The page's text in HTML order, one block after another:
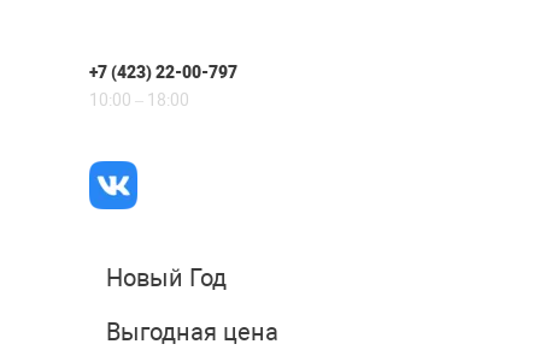
+7 (423) 22-00-797
10:00 – 18:00
Новый Год
Выгодная цена